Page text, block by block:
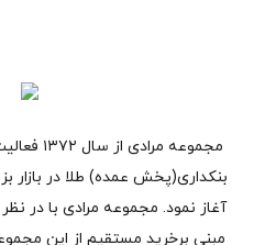
مجموعه
بنکداری(پخش عمده) طلا در
آغاز نمود. مجموعه مرادی با در